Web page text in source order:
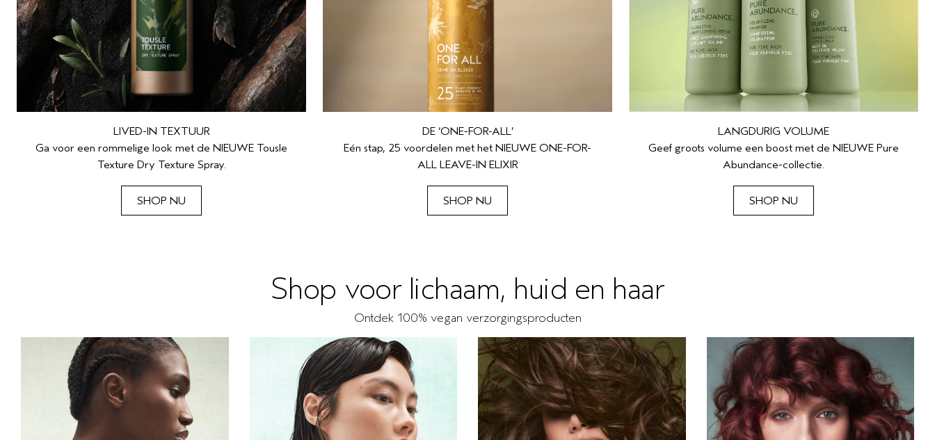
LIVED-IN TEXTUUR
Ga voor een rommelige look met de NIEUWE Tousle
Texture Dry Texture Spray.
SHOP NU
DE ‘ONE-FOR-ALL’
Eén stap, 25 voordelen met het NIEUWE ONE-FOR-
ALL LEAVE-IN ELIXIR
SHOP NU
LANGDURIG VOLUME
Geef groots volume een boost met de NIEUWE Pure
Abundance-collectie.
SHOP NU
Shop voor lichaam, huid en haar
Ontdek 100% vegan verzorgingsproducten